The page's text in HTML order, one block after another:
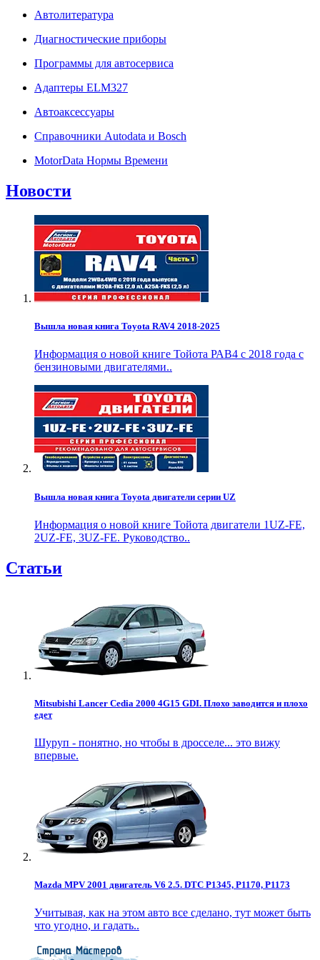
Автолитература
Диагностические приборы
Программы для автосервиса
Адаптеры ELM327
Автоаксессуары
Справочники Autodata и Bosch
MotorData Нормы Времени
Новости
Вышла новая книга Toyota RAV4 2018-2025
Информация о новой книге Тойота РАВ4 с 2018 года с
бензиновыми двигателями..
Вышла новая книга Toyota двигатели серии UZ
Информация о новой книге Тойота двигатели 1UZ-FE,
2UZ-FE, 3UZ-FE. Руководство..
Статьи
Mitsubishi Lancer Cedia 2000 4G15 GDI. Плохо заводится и плохо
едет
Шуруп - понятно, но чтобы в дросселе... это вижу
впервые.
Mazda MPV 2001 двигатель V6 2.5. DTC P1345, P1170, P1173
Учитывая, как на этом авто все сделано, тут может быть
что угодно, и гадать..